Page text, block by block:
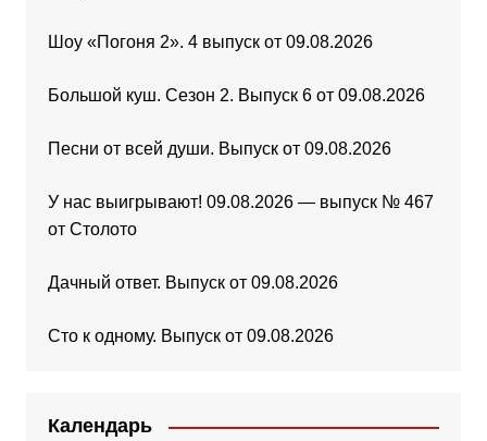
Шоу «Погоня 2». 4 выпуск от 09.08.2026
Большой куш. Сезон 2. Выпуск 6 от 09.08.2026
Песни от всей души. Выпуск от 09.08.2026
У нас выигрывают! 09.08.2026 — выпуск № 467
от Столото
Дачный ответ. Выпуск от 09.08.2026
Сто к одному. Выпуск от 09.08.2026
Календарь